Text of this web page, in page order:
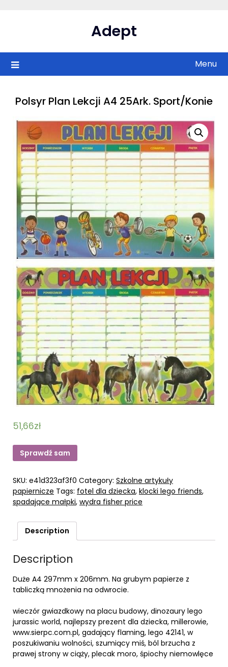
Adept
Menu
Polsyr Plan Lekcji A4 25Ark. Sport/Konie
51,66zł
Sprawdź sam
SKU: e41d323af3f0 Category: Szkolne artykuły
papiernicze Tags: fotel dla dziecka, klocki lego friends,
spadające małpki, wydra fisher price
Description
Description
Duże A4 297mm x 206mm. Na grubym papierze z
tabliczką mnożenia na odwrocie.
wieczór gwiazdkowy na placu budowy, dinozaury lego
jurassic world, najlepszy prezent dla dziecka, millerowie,
www.sierpc.com.pl, gadający flaming, lego 42141, w
poszukiwaniu wolności, szumiący miś, ból brzucha z
prawej strony w ciąży, plecak moro, śpiochy niemowlęce